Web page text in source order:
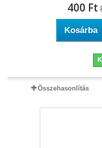
400 Ft‎
Kosárba
Összehasonlítás